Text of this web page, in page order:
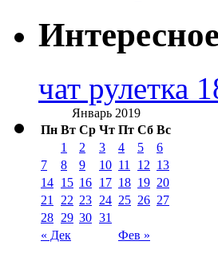
Интересное
чат рулетка
Январь 2019
Пн Вт Ср Чт Пт Сб Вс
« Дек Фев »
1 2 3 4 5
6
7
8 9 10 11 12 13
14 15 16 17 18 19 20
21
22 23 24 25 26 27
28 29 30 31